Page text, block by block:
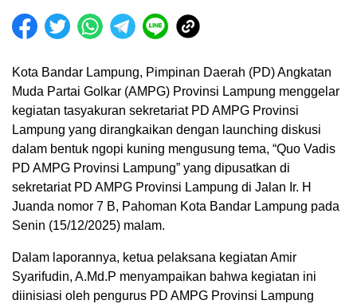
Kota Bandar Lampung, Pimpinan Daerah (PD) Angkatan
Muda Partai Golkar (AMPG) Provinsi Lampung menggelar
kegiatan tasyakuran sekretariat PD AMPG Provinsi
Lampung yang dirangkaikan dengan launching diskusi
dalam bentuk ngopi kuning mengusung tema, “Quo Vadis
PD AMPG Provinsi Lampung” yang dipusatkan di
sekretariat PD AMPG Provinsi Lampung di Jalan Ir. H
Juanda nomor 7 B, Pahoman Kota Bandar Lampung pada
Senin (15/12/2025) malam.
Dalam laporannya, ketua pelaksana kegiatan Amir
Syarifudin, A.Md.P menyampaikan bahwa kegiatan ini
diinisiasi oleh pengurus PD AMPG Provinsi Lampung